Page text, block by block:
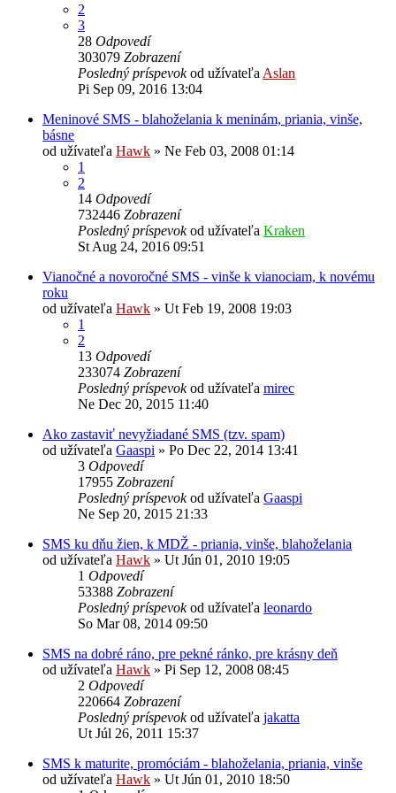
2
3
28 Odpovedí
303079 Zobrazení
Posledný príspevokod užívateľa Aslan
Pi Sep 09, 2016 13:04
Meninové SMS - blahoželania k meninám, priania, vinše,
básne
od užívateľa Hawk » Ne Feb 03, 2008 01:14
1
2
14 Odpovedí
732446 Zobrazení
Posledný príspevokod užívateľa Kraken
St Aug 24, 2016 09:51
Vianočné a novoročné SMS - vinše k vianociam, k novému
roku
od užívateľa Hawk » Ut Feb 19, 2008 19:03
1
2
13 Odpovedí
233074 Zobrazení
Posledný príspevokod užívateľa mirec
Ne Dec 20, 2015 11:40
Ako zastaviť nevyžiadané SMS (tzv. spam)
od užívateľa Gaaspi » Po Dec 22, 2014 13:41
3 Odpovedí
17955 Zobrazení
Posledný príspevokod užívateľa Gaaspi
Ne Sep 20, 2015 21:33
SMS ku dňu žien, k MDŽ - priania, vinše, blahoželania
od užívateľa Hawk » Ut Jún 01, 2010 19:05
1 Odpovedí
53388 Zobrazení
Posledný príspevokod užívateľa leonardo
So Mar 08, 2014 09:50
SMS na dobré ráno, pre pekné ránko, pre krásny deň
od užívateľa Hawk » Pi Sep 12, 2008 08:45
2 Odpovedí
220664 Zobrazení
Posledný príspevokod užívateľa jakatta
Ut Júl 26, 2011 15:37
SMS k maturite, promóciám - blahoželania, priania, vinše
od užívateľa Hawk » Ut Jún 01, 2010 18:50